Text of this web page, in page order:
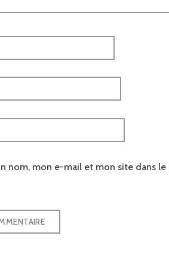
nom, mon e-mail et mon site dans